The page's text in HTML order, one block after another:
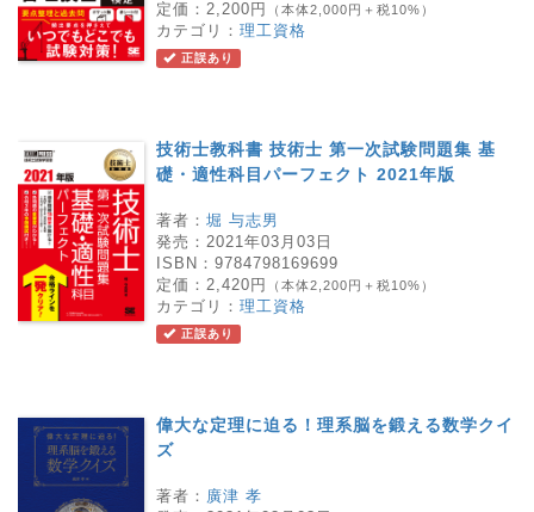
定価： 2,200円 （本体2,000円＋税10%）
カテゴリ： 理工資格
正誤あり
技術士教科書 技術士 第一次試験問題集 基
礎・適性科目パーフェクト 2021年版
著者： 堀 与志男
発売： 2021年03月03日
ISBN： 9784798169699
定価： 2,420円 （本体2,200円＋税10%）
カテゴリ： 理工資格
正誤あり
偉大な定理に迫る！理系脳を鍛える数学クイ
ズ
著者： 廣津 孝